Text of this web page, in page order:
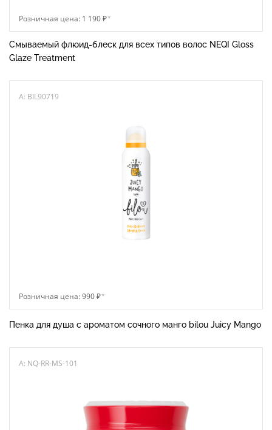
Розничная цена: 1 190 ₽*
Смываемый флюид-блеск для всех типов волос NEQI Gloss
Glaze Treatment
A: BIL90719
Розничная цена: 990 ₽*
Пенка для душа с ароматом сочного манго bilou Juicy Mango
A: NQ-RR-MS-101